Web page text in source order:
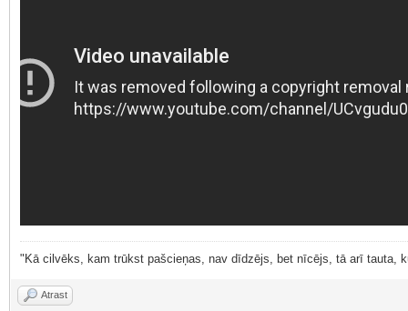
"Kā cilvēks, kam trūkst pašcieņas, nav dīdzējs, bet nīcējs, tā arī tauta,
Atrast